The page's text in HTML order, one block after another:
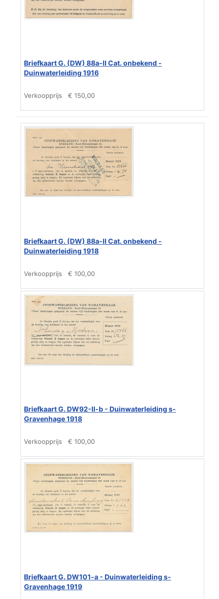
Briefkaart G. (DW) 88a-II Cat. onbekend -
Duinwaterleiding 1916
Verkoopprijs € 150,00
Briefkaart G. (DW) 88a-II Cat. onbekend -
Duinwaterleiding 1918
Verkoopprijs € 100,00
Briefkaart G. DW92-II-b - Duinwaterleiding s-
Gravenhage 1918
Verkoopprijs € 100,00
Briefkaart G. DW101-a - Duinwaterleiding s-
Gravenhage 1919